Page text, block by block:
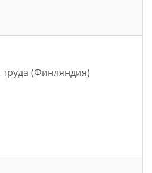
труда (Финляндия)